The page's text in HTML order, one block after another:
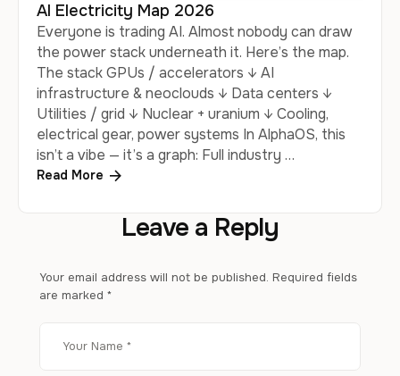
AI Electricity Map 2026
Everyone is trading AI. Almost nobody can draw
the power stack underneath it. Here’s the map.
The stack GPUs / accelerators ↓ AI
infrastructure & neoclouds ↓ Data centers ↓
Utilities / grid ↓ Nuclear + uranium ↓ Cooling,
electrical gear, power systems In AlphaOS, this
isn’t a vibe — it’s a graph: Full industry …
Read More
Leave a Reply
Your email address will not be published. Required fields
are marked *